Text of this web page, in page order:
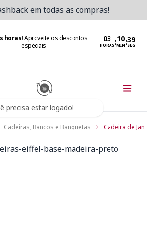
em todas as compras!
horas!Aproveite os descontos
especiais
HORAS:MIN:SEG
precisa estar logado!
Cadeiras, Bancos e Banquetas Cadeira de